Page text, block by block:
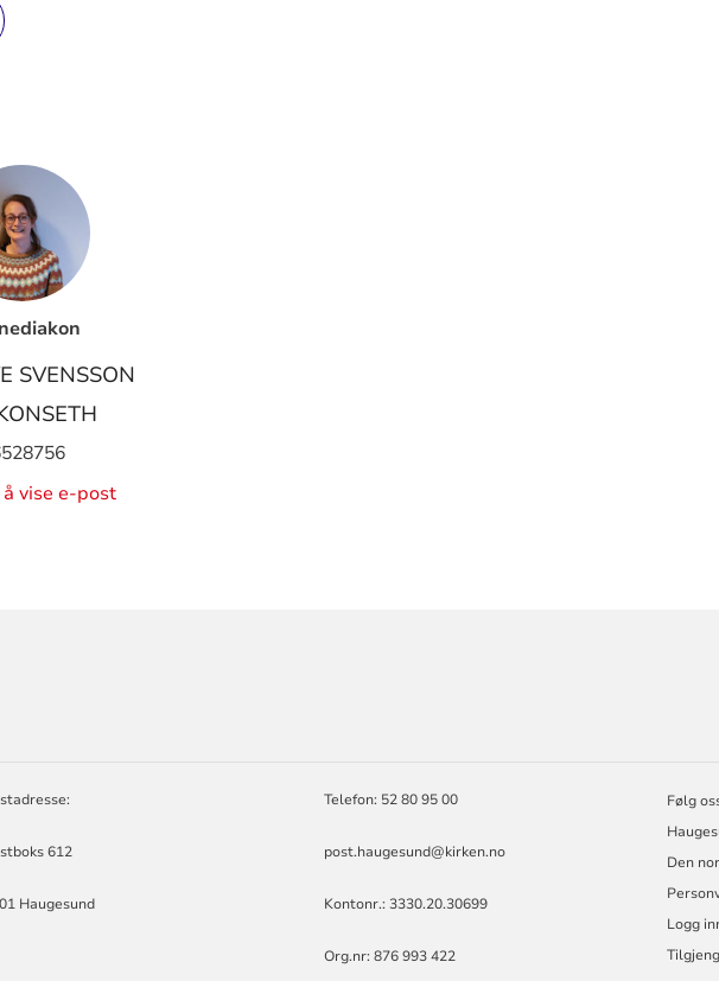
SVENSSON
vise e-post
612
Haugesund
Telefon: 52 80 95 00
post.haugesund@kirken.no
Kontonr.: 3330.20.30699
Org.nr: 876 993 422
Følg
Den
Logg